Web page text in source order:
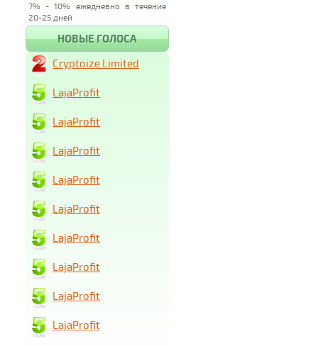
7% - 10% ежедневно в течение
20-25 дней
НОВЫЕ ГОЛОСА
Cryptoize Limited
LajaProfit
LajaProfit
LajaProfit
LajaProfit
LajaProfit
LajaProfit
LajaProfit
LajaProfit
LajaProfit